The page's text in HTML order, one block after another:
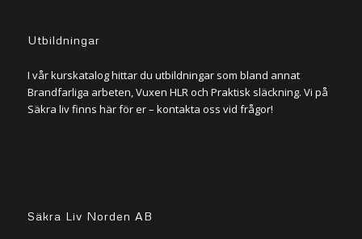
Utbildningar
I vår kurskatalog hittar du utbildningar som bland annat
Brandfarliga arbeten, Vuxen HLR och Praktisk släckning. Vi på
Säkra liv finns här för er – kontakta oss vid frågor!
Säkra Liv Norden AB